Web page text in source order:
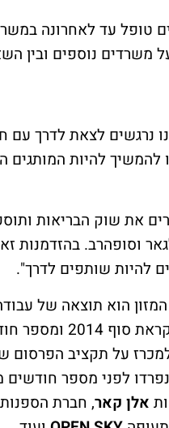
לעמוד על כ-5 מיליון שקלים טופל
משרדים נוספים ובין
נרגשים לצאת לדרך עם
להמשיך להיות
את שוק הבריאות
וסופהרב. בהזדמנות
להיות שותפים לדרך".
הוא תוצאה של
חברת טבע טעם אלטמן
על תקציב הפרסום
לפני מספר
אלן קאר, חברת הספנות